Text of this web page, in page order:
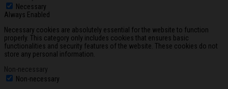
Necessary
Always Enabled
Necessary cookies are absolutely essential for the website to function
properly. This category only includes cookies that ensures basic
functionalities and security features of the website. These cookies do not
store any personal information.
Non-necessary
Non-necessary